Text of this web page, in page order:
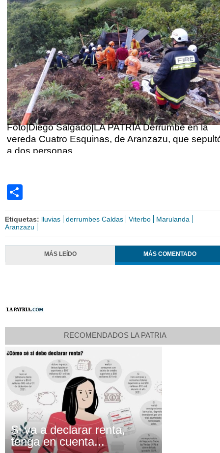
Foto|Diego Salgado|LA PATRIA Derrumbe en la
vereda Cuatro Esquinas, de Aranzazu, que
a dos personas.
Etiquetas: lluvias derrumbes Caldas Viterbo
Marulanda
Aranzazu
MÁS LEÍDO MÁS COMENTADO
RECOMENDADOS LA PATRIA
Si va a declarar renta,
tenga en cuenta...